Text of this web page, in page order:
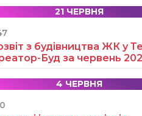
21 ЧЕРВНЯ
з будівництва ЖК у
Буд за червень
4 ЧЕРВНЯ